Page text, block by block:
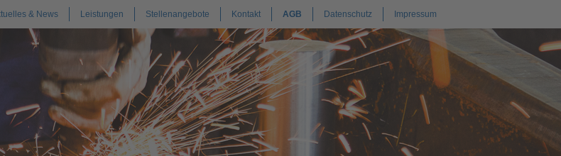
& News Leistungen Stellenangebote Kontakt AGB Datenschutz Impressum